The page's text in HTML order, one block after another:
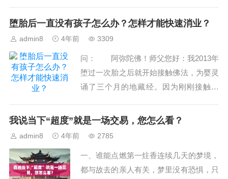
主，怎么超度堕胎的婴灵？如何验证超度
然也给自己造成了很多困扰。虽然有人意
识到这个问题...
堕胎后一直没有孩子怎么办？怎样才能快速消业？
admin8 4年前 3309
问： 阿弥陀佛！师父您好：我2013年
堕过一次胎之后就开始接触佛法，为婴灵
诵了三个月的地藏经。因为刚刚接触佛
德，佛法就放弃了。直到今年5月份才开
也没有孩子。皈依之前去了本地寺院求子
发愿，读《普...
我说当下“超度”就是一场交易，您怎么看？
admin8 4年前 2785
一、谁能点燃第一炷香连续几天的梦境，
都与故去的亲人有关，梦里没有恐惧，只